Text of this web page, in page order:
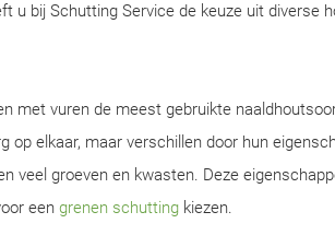
u bij Schutting Service de keuze uit diverse
met vuren de meest gebruikte
op elkaar, maar verschillen door hun
veel groeven en kwasten. Deze
een grenen schutting kiezen.